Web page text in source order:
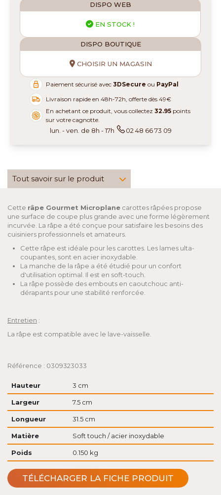
DISPO WEB
EN STOCK !
DISPO BOUTIQUE
CHOISIR UN MAGASIN
Paiement sécurisé avec3DSecure ou PayPal
Livraison rapide en 48h-72h, offerte dès 49€
En achetant ce produit, vous collectez32.95 points
sur votre cagnotte.
lun. - ven. de 8h - 17h 02 48 66 73 09
Tout savoir sur le produit
Cette râpe Gourmet Microplane carottes râpées propose
une surface de coupe plus grande avec une forme légèrement
incurvée. La râpe a été conçue pour satisfaire les besoins des
cuisiniers professionnels et amateurs.
Cette râpe est idéale pour les carottes. Les lames ulta-
coupantes, sont en acier inoxydable.
La manche de la râpe a été étudié pour un confort
d'utilisation optimal. Il est en soft-touch.
La râpe possède des embouts en caoutchouc anti-
dérapants pour une stabilité renforcée.
Entretien :
La râpe est compatible avec le lave-vaisselle.
Référence : 0309323033
Hauteur 3 cm
Largeur 7.5 cm
Longueur 31.5 cm
Matière Soft touch / acier inoxydable
Poids 0.150 kg
TÉLÉCHARGER LA FICHE PRODUIT